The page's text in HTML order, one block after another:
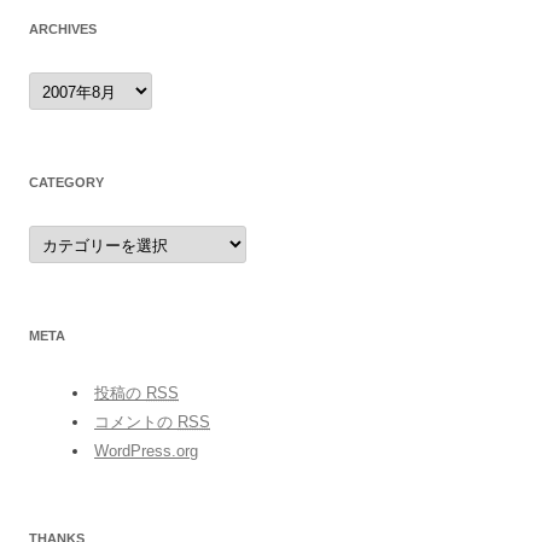
ARCHIVES
archives
CATEGORY
category
META
投稿の RSS
コメントの RSS
WordPress.org
THANKS